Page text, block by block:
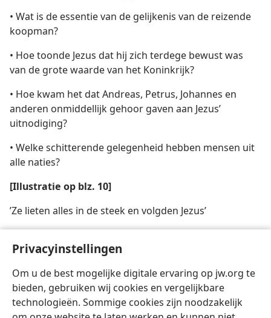
Privacyinstellingen
Om u de best mogelijke digitale ervaring op jw.org te
bieden, gebruiken wij cookies en vergelijkbare
technologieën. Sommige cookies zijn noodzakelijk
• Wat is de essentie van de gelijkenis van de reizende
koopman?
• Hoe toonde Jezus dat hij zich terdege bewust was
van de grote waarde van het Koninkrijk?
• Hoe kwam het dat Andreas, Petrus, Johannes en
anderen onmiddellijk gehoor gaven aan Jezus’
uitnodiging?
• Welke schitterende gelegenheid hebben mensen uit
alle naties?
[Illustratie op blz. 10]
’Ze lieten alles in de steek en volgden Jezus’
Voordat Jezus naar de hemel opsteeg, gebood hij zijn
volgelingen discipelen te maken